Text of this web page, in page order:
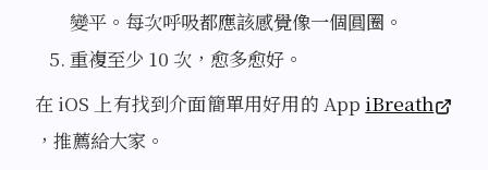
變平。每次呼吸都應該感覺像一個圓圈。
重複至少 10 次，愈多愈好。
在 iOS 上有找到介面簡單用好用的 App iBreath
，推薦給大家。